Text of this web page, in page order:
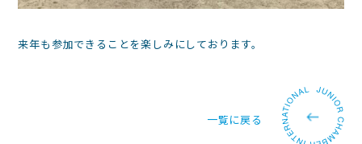
来年も参加できることを楽しみにしております。
一覧に戻る